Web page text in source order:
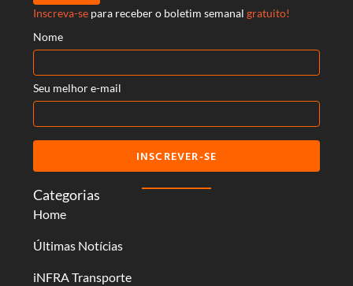
Categorias
Home
Últimas Notícias
iNFRA Transporte
Inscreva-se para receber o boletim semanal gratuito!
Nome
Seu melhor e-mail
INSCREVER-SE